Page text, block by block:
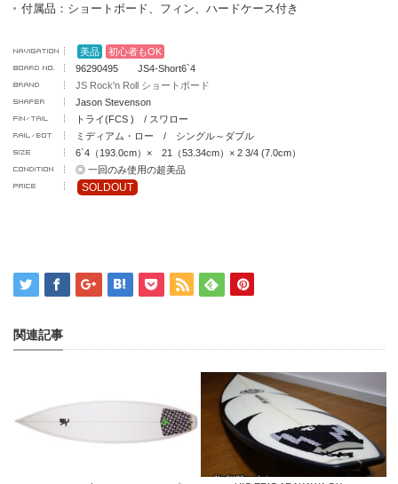
付属品：ショートボード、フィン、ハードケース付き
美品
初心者もOK
96290495 JS4-Short6`4
JS Rock'n Roll ショートボード
Jason Stevenson
トライ(FCS ) / スワロー
ミディアム・ロー / シングル～ダブル
6`4（193.0cm）× 21（53.34cm）× 2 3/4 (7.0cm）
◎ 一回のみ使用の超美品
SOLDOUT
関連記事